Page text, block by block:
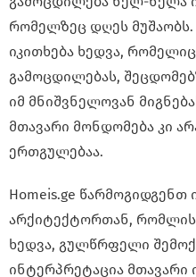
რომელზეც დღეს მუშაობს.
იკითხება ხედვა,
გამოცდილებას,
იმ მნიშვნელოვან
მთავარი მონდომება კი
ერთგულებაა.
Homeis.ge წარმოგიდგენთ
არქიტექტორთან,
ხედვა, გულწრფელი
ინტერპრეტაცია მთავარი